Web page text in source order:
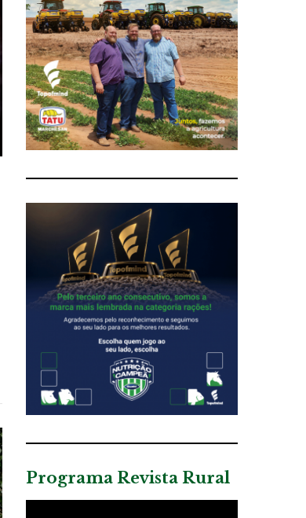
Programa Revista Rural